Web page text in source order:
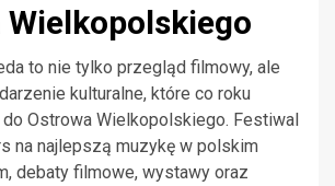
Wielkopolskiego
to nie tylko przegląd filmowy, ale
kulturalne, które co roku
do Ostrowa Wielkopolskiego. Festiwal
na najlepszą muzykę w polskim
debaty filmowe, wystawy oraz